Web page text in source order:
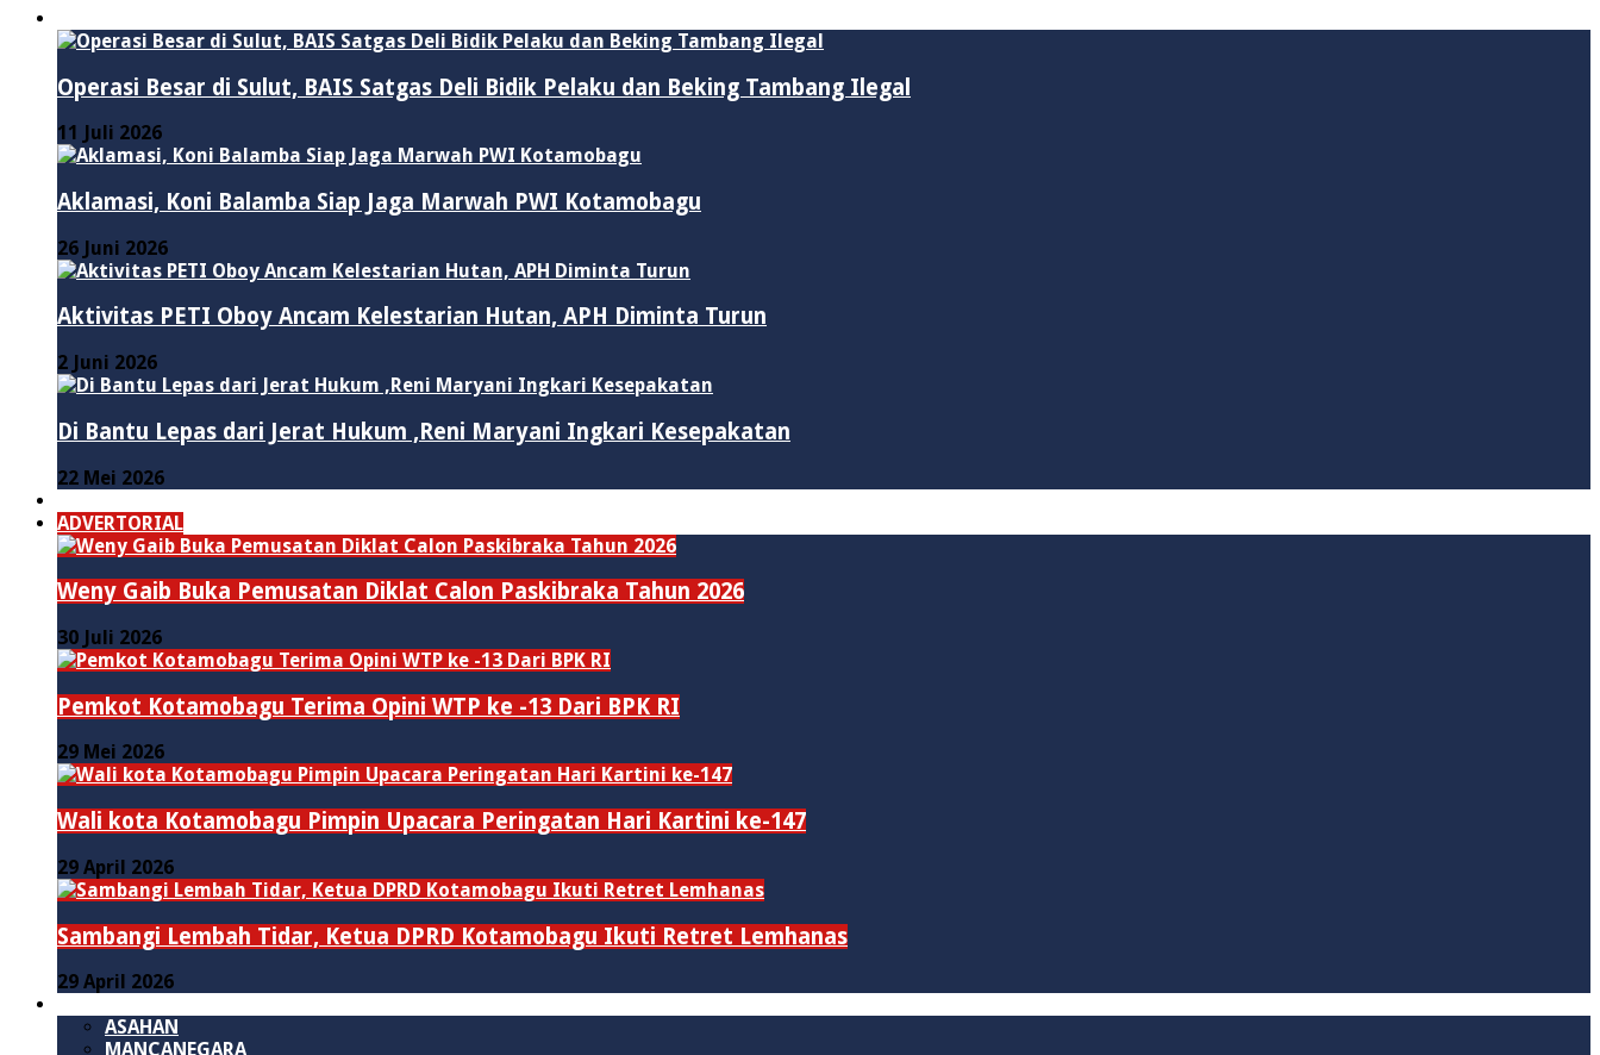
Operasi Besar di Sulut, BAIS Satgas Deli Bidik Pelaku dan Beking Tambang Ilegal
11 Juli 2026
Aklamasi, Koni Balamba Siap Jaga Marwah PWI Kotamobagu
26 Juni 2026
Aktivitas PETI Oboy Ancam Kelestarian Hutan, APH Diminta Turun
2 Juni 2026
Di Bantu Lepas dari Jerat Hukum ,Reni Maryani Ingkari Kesepakatan
22 Mei 2026
ADVERTORIAL
Weny Gaib Buka Pemusatan Diklat Calon Paskibraka Tahun 2026
30 Juli 2026
Pemkot Kotamobagu Terima Opini WTP ke -13 Dari BPK RI
29 Mei 2026
Wali kota Kotamobagu Pimpin Upacara Peringatan Hari Kartini ke-147
29 April 2026
Sambangi Lembah Tidar, Ketua DPRD Kotamobagu Ikuti Retret Lemhanas
29 April 2026
ASAHAN
MANCANEGARA